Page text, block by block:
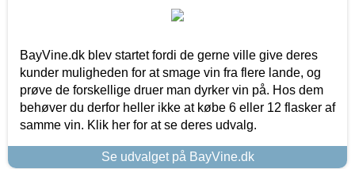
BayVine.dk blev startet fordi de gerne ville give deres
kunder muligheden for at smage vin fra flere lande, og
prøve de forskellige druer man dyrker vin på. Hos dem
behøver du derfor heller ikke at købe 6 eller 12 flasker af
samme vin. Klik her for at se deres udvalg.
Se udvalget på BayVine.dk